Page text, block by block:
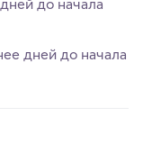
до начала
дней до начала